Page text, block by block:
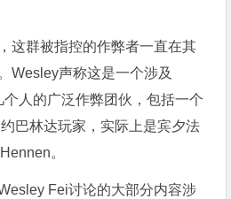
这群被指控的作弊者一直在其
Wesley声称这是一个涉及
个人的广泛作弊团伙，包括一个
巴林达玩家，实际上是宾夕法
。
Fei讨论的大部分内容涉